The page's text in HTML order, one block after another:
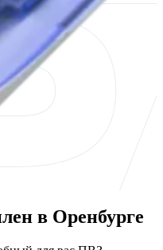
в Оренбурге